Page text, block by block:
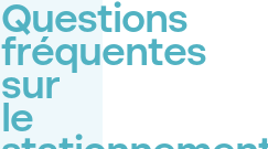
Questions
fréquentes
sur
le